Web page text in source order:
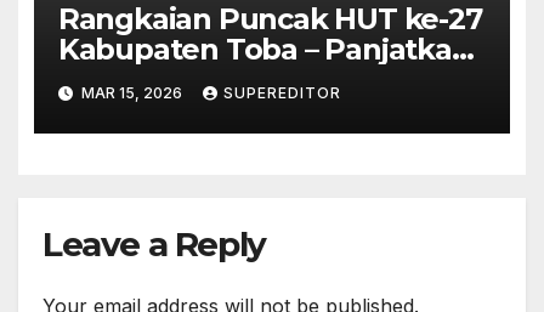
Rangkaian Puncak HUT ke-27
Kabupaten Toba – Panjatkan
Doa Untuk Kesejahteraan
MAR 15, 2026 SUPEREDITOR
Leave a Reply
Your email address will not be published.